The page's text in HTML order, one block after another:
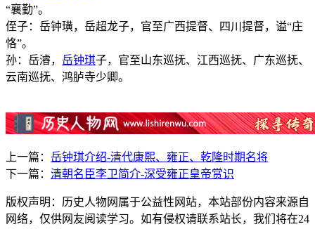
“襄勤”。
侄子：岳钟璜，岳超龙子，官至广西提督、四川提督，谥“庄
恪”。
孙：岳濬， 岳钟琪子，官至山东巡抚、江西巡抚、广东巡抚、
云南巡抚、鸿胪寺少卿。
上一篇： 岳钟琪介绍-清代康熙、雍正、乾隆时期名将
下一篇： 清朝名臣李卫简介-深受雍正皇帝赏识
版权声明：历史人物网属于公益性网站，本站部份内容来源自
网络，仅供网友阅读学习。如有侵权请联系站长，我们将在24